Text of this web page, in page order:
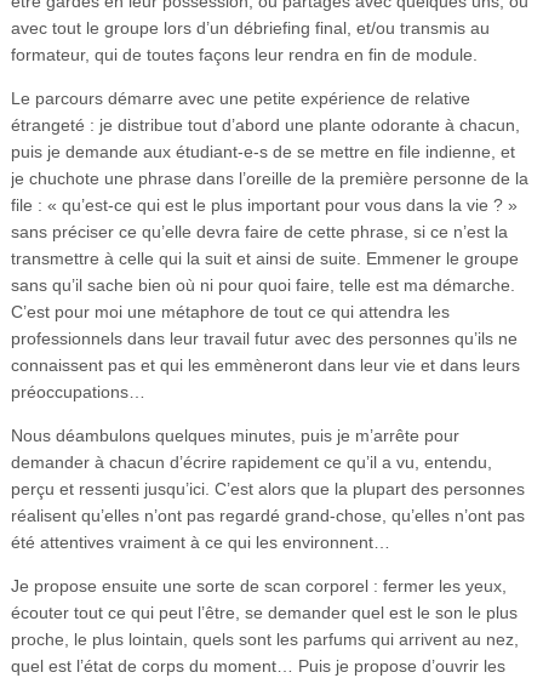
avec tout le groupe lors d’un débriefing final, et/ou transmis au
formateur, qui de toutes façons leur rendra en fin de module.
Le parcours démarre avec une petite expérience de relative
étrangeté : je distribue tout d’abord une plante odorante à chacun,
puis je demande aux étudiant-e-s de se mettre en file indienne, et
je chuchote une phrase dans l’oreille de la première personne de la
file : « qu’est-ce qui est le plus important pour vous dans la vie ? »
sans préciser ce qu’elle devra faire de cette phrase, si ce n’est la
transmettre à celle qui la suit et ainsi de suite. Emmener le groupe
sans qu’il sache bien où ni pour quoi faire, telle est ma démarche.
C’est pour moi une métaphore de tout ce qui attendra les
professionnels dans leur travail futur avec des personnes qu’ils ne
connaissent pas et qui les emmèneront dans leur vie et dans leurs
préoccupations…
Nous déambulons quelques minutes, puis je m’arrête pour
demander à chacun d’écrire rapidement ce qu’il a vu, entendu,
perçu et ressenti jusqu’ici. C’est alors que la plupart des personnes
réalisent qu’elles n’ont pas regardé grand-chose, qu’elles n’ont pas
été attentives vraiment à ce qui les environnent…
Je propose ensuite une sorte de scan corporel : fermer les yeux,
écouter tout ce qui peut l’être, se demander quel est le son le plus
proche, le plus lointain, quels sont les parfums qui arrivent au nez,
quel est l’état de corps du moment… Puis je propose d’ouvrir les